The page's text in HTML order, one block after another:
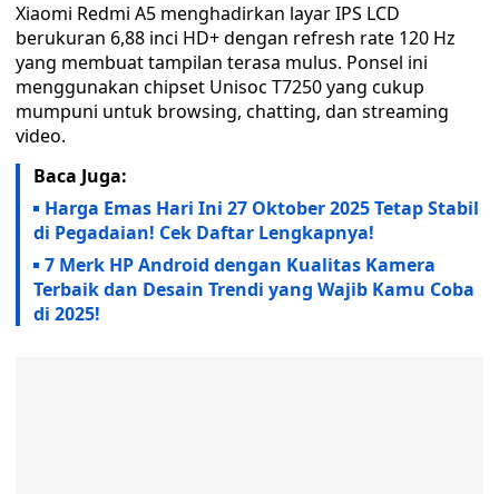
Xiaomi Redmi A5 menghadirkan layar IPS LCD
berukuran 6,88 inci HD+ dengan refresh rate 120 Hz
yang membuat tampilan terasa mulus. Ponsel ini
menggunakan chipset Unisoc T7250 yang cukup
mumpuni untuk browsing, chatting, dan streaming
video.
Baca Juga:
Harga Emas Hari Ini 27 Oktober 2025 Tetap Stabil
di Pegadaian! Cek Daftar Lengkapnya!
7 Merk HP Android dengan Kualitas Kamera
Terbaik dan Desain Trendi yang Wajib Kamu Coba
di 2025!